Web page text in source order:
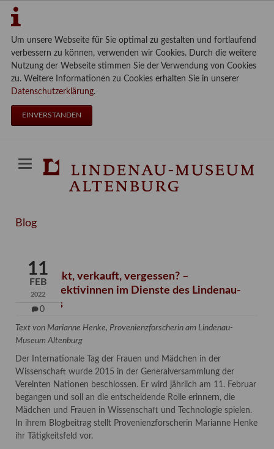
Um unsere Webseite für Sie optimal zu gestalten und fortlaufend
verbessern zu können, verwenden wir Cookies. Durch die weitere
Nutzung der Webseite stimmen Sie der Verwendung von Cookies
zu. Weitere Informationen zu Cookies erhalten Sie in unserer
Datenschutzerklärung.
EINVERSTANDEN
Blog
11
FEB
2022
0
Verschenkt, verkauft, vergessen? –
Kunstdetektivinnen im Dienste des Lindenau-
Museums
Text von Marianne Henke, Provenienzforscherin am Lindenau-
Museum Altenburg
Der Internationale Tag der Frauen und Mädchen in der
Wissenschaft wurde 2015 in der Generalversammlung der
Vereinten Nationen beschlossen. Er wird jährlich am 11. Februar
begangen und soll an die entscheidende Rolle erinnern, die
Mädchen und Frauen in Wissenschaft und Technologie spielen.
In ihrem Blogbeitrag stellt Provenienzforscherin Marianne Henke
ihr Tätigkeitsfeld vor.